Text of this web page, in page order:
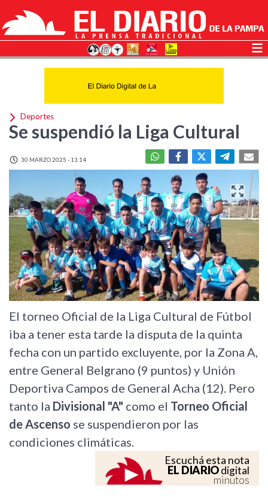
Deportes
Se suspendió la Liga Cultural
30 MARZO 2025 - 11:14
El torneo Oficial de la Liga Cultural de Fútbol
iba a tener esta tarde la disputa de la quinta
fecha con un partido excluyente, por la Zona A,
entre General Belgrano (9 puntos) y Unión
Deportiva Campos de General Acha (12). Pero
tanto la Divisional "A" como el Torneo Oficial
de Ascenso se suspendieron por las
condiciones climáticas.
Escuchá esta nota
EL DIARIOdigital
minutos